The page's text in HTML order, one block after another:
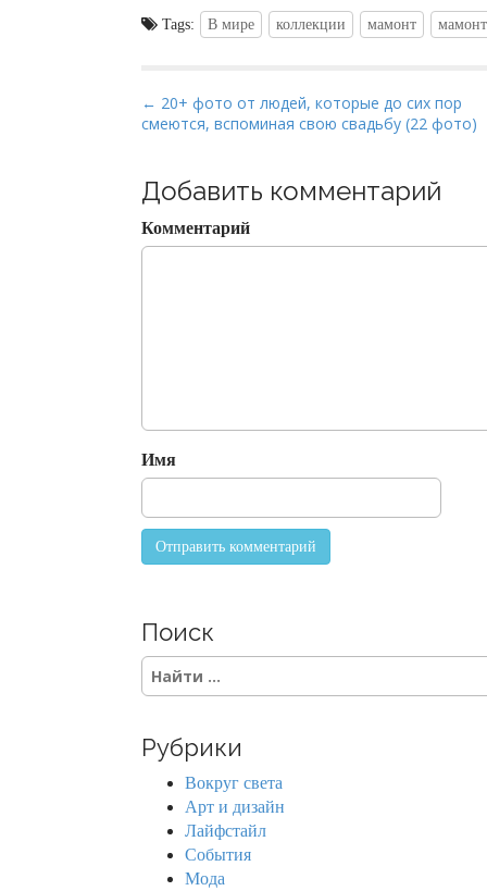
Tags: В мире коллекции мамонт
P
o
t
n
a
n
← 20+ фото от людей, которые до сих пор
смеются, вспоминая свою свадьбу (22 фото)
Добавить комментарий
Комментарий
Имя
Поиск
S
c
Рубрики
Вокруг света
Арт и дизайн
Лайфстайл
События
Мода